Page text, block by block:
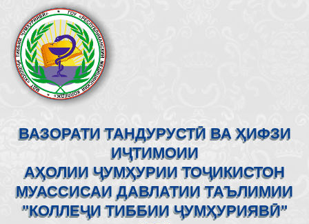
ВАЗОРАТИ ТАНДУРУСТӢ ВА ҲИФЗИ
ИҶТИМОИИ
АҲОЛИИ ҶУМҲУРИИ ТОҶИКИСТОН
МУАССИСАИ ДАВЛАТИИ ТАЪЛИМИИ
"КОЛЛЕҶИ ТИББИИ ҶУМҲУРИЯВӢ"